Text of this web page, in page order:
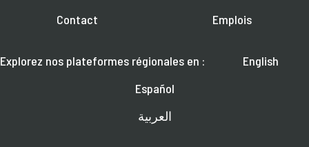
Contact
Emplois
Explorez nos plateformes régionales en :
English
Español
العربية